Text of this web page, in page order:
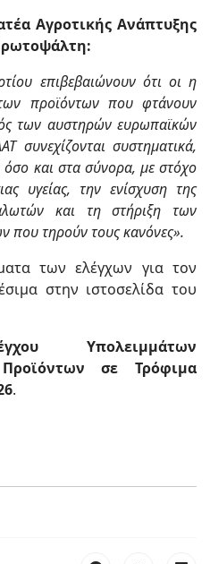
Αγροτικής Ανάπτυξης
επιβεβαιώνουν ότι οι η
των προϊόντων που φτάνουν
των αυστηρών ευρωπαϊκών
συνεχίζονται συστηματικά,
και στα σύνορα, με στόχο
υγείας, την ενίσχυση της
και τη στήριξη των
που τηρούν τους κανόνες».
των ελέγχων για τον
στην ιστοσελίδα του
Υπολειμμάτων
σε Τρόφιμα
.